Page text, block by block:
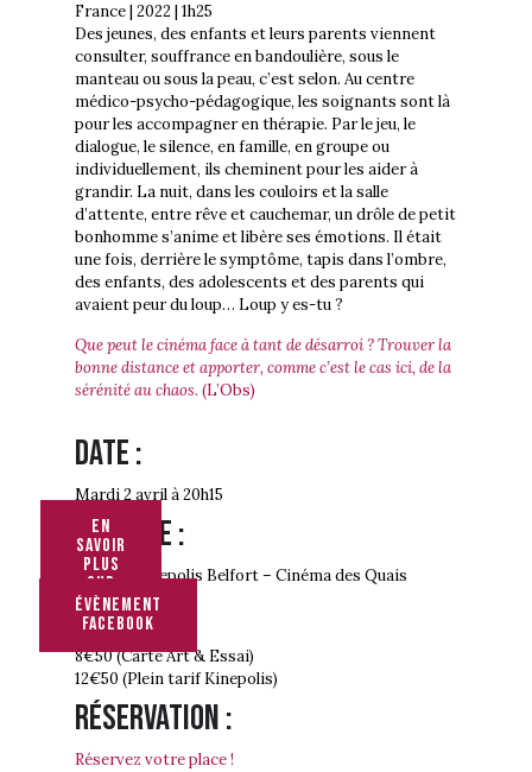
France | 2022 | 1h25
Des jeunes, des enfants et leurs parents viennent
consulter, souffrance en bandoulière, sous le
manteau ou sous la peau, c’est selon. Au centre
médico-psycho-pédagogique, les soignants sont là
pour les accompagner en thérapie. Par le jeu, le
dialogue, le silence, en famille, en groupe ou
individuellement, ils cheminent pour les aider à
grandir. La nuit, dans les couloirs et la salle
d’attente, entre rêve et cauchemar, un drôle de petit
bonhomme s’anime et libère ses émotions. Il était
une fois, derrière le symptôme, tapis dans l’ombre,
des enfants, des adolescents et des parents qui
avaient peur du loup… Loup y es-tu ?
Que peut le cinéma face à tant de désarroi ? Trouver la
bonne distance et apporter, comme c’est le cas ici, de la
sérénité au chaos. (L’Obs)
Date :
Mardi 2 avril à 20h15
Adresse :
Cinéma Kinepolis Belfort – Cinéma des Quais
Tarif :
8€50 (Carte Art & Essai)
12€50 (Plein tarif Kinepolis)
Réservation :
Réservez votre place !
En
savoir
plus
sur
le
film
évènement
facebook